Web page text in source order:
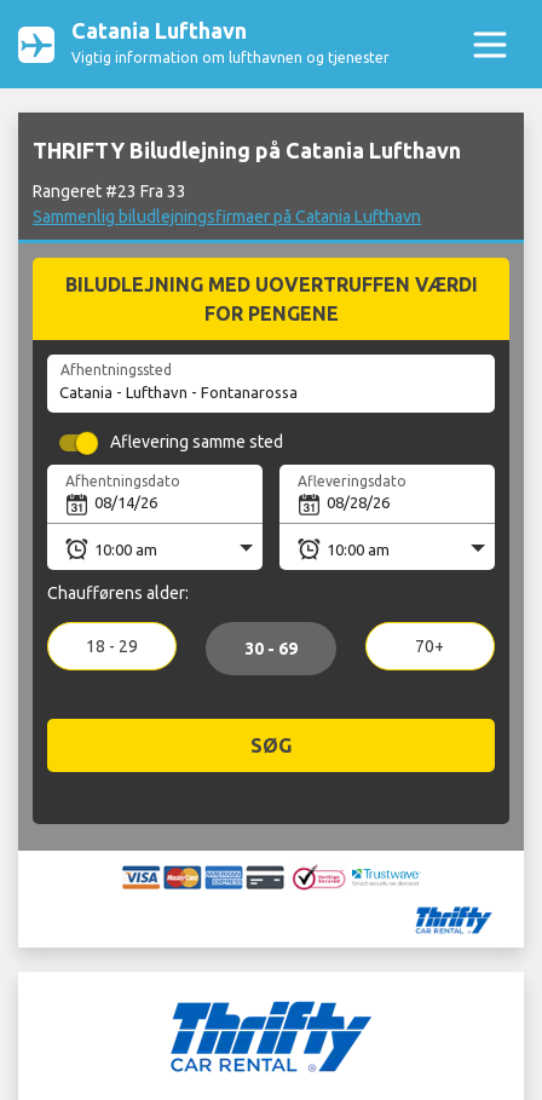
Catania Lufthavn
Vigtig information om lufthavnen og tjenester
THRIFTY Biludlejning på Catania Lufthavn
Rangeret #23 Fra 33
Sammenlig biludlejningsfirmaer på Catania Lufthavn
BILUDLEJNING MED UOVERTRUFFEN VÆRDI
FOR PENGENE
Afhentningssted
Aflevering samme sted
Afhentningsdato Afleveringsdato
Chaufførens alder:
18 - 29 30 - 69 70+
SØG